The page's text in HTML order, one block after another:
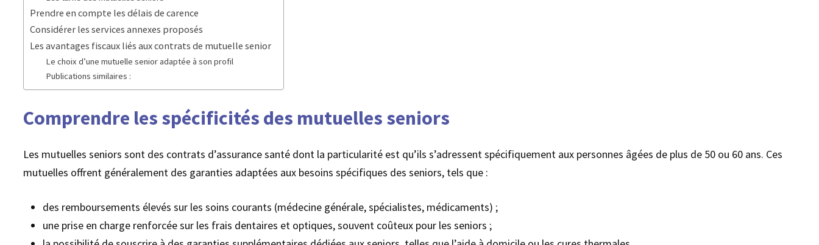
Prendre en compte les délais de carence
Considérer les services annexes proposés
Les avantages fiscaux liés aux contrats de mutuelle senior
Le choix d’une mutuelle senior adaptée à son profil
Publications similaires :
Comprendre les spécificités des mutuelles seniors
Les mutuelles seniors sont des contrats d’assurance santé dont la particularité est qu’ils s’adressent spécifiquement aux personnes âgées de plus de 50 ou 60 ans. Ces
mutuelles offrent généralement des garanties adaptées aux besoins spécifiques des seniors, tels que :
des remboursements élevés sur les soins courants (médecine générale, spécialistes, médicaments) ;
une prise en charge renforcée sur les frais dentaires et optiques, souvent coûteux pour les seniors ;